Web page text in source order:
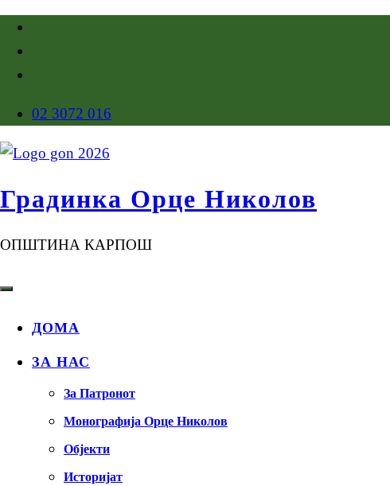
02 3072 016
Градинка Орце Николов
ОПШТИНА КАРПОШ
ДОМА
ЗА НАС
За Патронот
Монографија Орце Николов
Објекти
Историјат